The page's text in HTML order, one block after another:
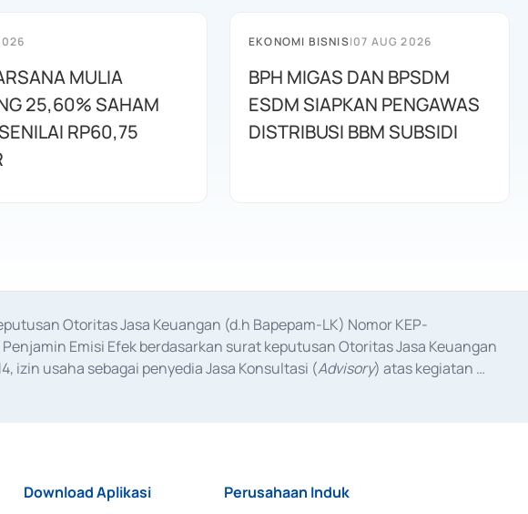
MULIA
25,60% SAHAM
RP60,75
EKONOMI BISNIS|07 AUG 2026
BPH MIGAS DAN BPSDM
ESDM SIAPKAN PENGAWAS
DISTRIBUSI BBM SUBSIDI
Otoritas Jasa Keuangan (d.h Bapepam-LK) Nomor KEP-
Emisi Efek berdasarkan surat keputusan Otoritas Jasa Keuangan
izin usaha sebagai penyedia Jasa Konsultasi (Advisory) atas kegiatan
Download Aplikasi Perusahaan Induk